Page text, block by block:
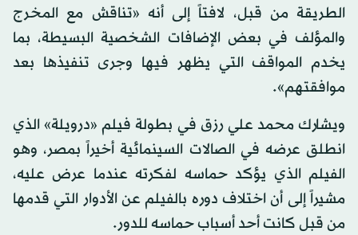
الطريقة من قبل، لافتاً إلى أنه «تناقش مع المخرج
والمؤلف في بعض الإضافات الشخصية البسيطة، بما
يخدم المواقف التي يظهر فيها وجرى تنفيذها بعد
موافقتهم».
ويشارك محمد علي رزق في بطولة فيلم «درويلة» الذي
انطلق عرضه في الصالات السينمائية أخيراً بمصر، وهو
الفيلم الذي يؤكد حماسه لفكرته عندما عرض عليه،
مشيراً إلى أن اختلاف دوره بالفيلم عن الأدوار التي قدمها
من قبل كانت أحد أسباب حماسه للدور.